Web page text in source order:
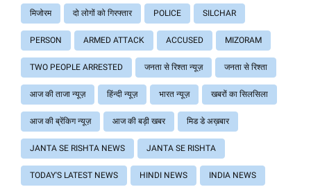
मिजोरम दो लोगों को गिरफ्तार POLICE SILCHAR
PERSON ARMED ATTACK ACCUSED MIZORAM
TWO PEOPLE ARRESTED जनता से रिश्ता न्यूज़ जनता से रिश्ता
आज की ताजा न्यूज़ हिंन्दी न्यूज़ भारत न्यूज़ खबरों का सिलसिला
आज की ब्रेंकिग न्यूज़ आज की बड़ी खबर मिड डे अख़बार
JANTA SE RISHTA NEWS JANTA SE RISHTA
TODAY'S LATEST NEWS HINDI NEWS INDIA NEWS